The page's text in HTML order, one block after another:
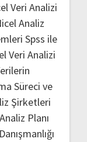
Veri Analizi
Analiz
Spss ile
Veri Analizi
Süreci ve
Şirketleri
Planı